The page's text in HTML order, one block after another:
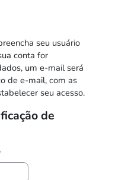
seu usuário
conta for
um e-mail será
de e-mail, com as
seu acesso.
de usuário
de